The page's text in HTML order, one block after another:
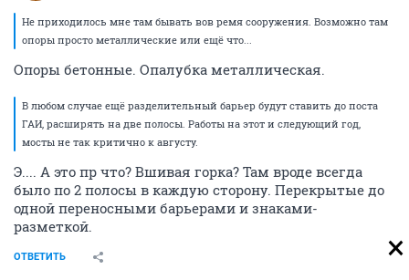
Не приходилось мне там бывать вов ремя сооружения. Возможно там
опоры просто металлические или ещё что...
Опоры бетонные. Опалубка металлическая.
В любом случае ещё разделительный барьер будут ставить до поста
ГАИ, расширять на две полосы. Работы на этот и следующий год,
мосты не так критично к августу.
Э.... А это пр что? Вшивая горка? Там вроде всегда
было по 2 полосы в каждую сторону. Перекрытые до
одной переносными барьерами и знаками-
разметкой.
ОТВЕТИТЬ